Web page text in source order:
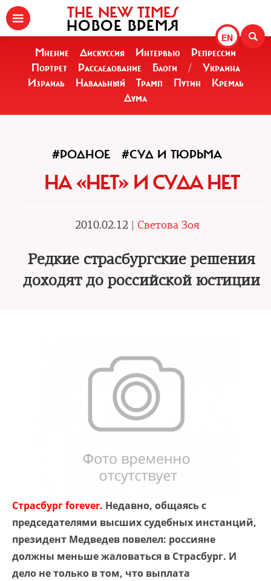
EN
THE NEW TIMES
НОВОЕ ВРЕМЯ
Мнение Дискуссия Интервью
Репрессии
Портрет
Расследование Блоги /
Украина
Израиль
Навальный Трамп Путин
Кремль
Дума
#РОДНОЕ #СУД И ТЮРЬМА
НА «НЕТ» И СУДА НЕТ
2010.02.12 | Светова Зоя
Редкие страсбургские решения
доходят до российской юстиции
Страсбург forever. Недавно, общаясь с
председателями высших судебных инстанций,
президент Медведев повелел: россияне
должны меньше жаловаться в Страсбург. И
дело не только в том, что выплата